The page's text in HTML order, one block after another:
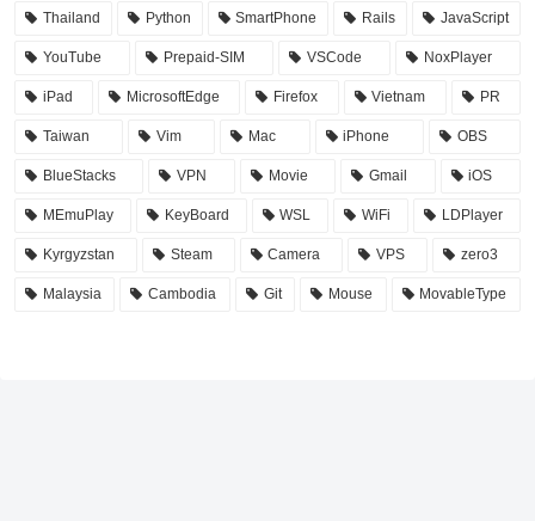
Thailand Python SmartPhone Rails JavaScript
YouTube Prepaid-SIM VSCode NoxPlayer
iPad MicrosoftEdge Firefox Vietnam PR
Taiwan Vim Mac iPhone OBS
BlueStacks VPN Movie Gmail iOS
MEmuPlay KeyBoard WSL WiFi LDPlayer
Kyrgyzstan Steam Camera VPS zero3
Malaysia Cambodia Git Mouse MovableType